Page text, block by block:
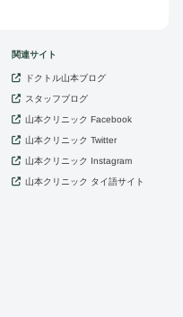
関連サイト
ドクトル山本ブログ
スタッフブログ
山本クリニック Facebook
山本クリニック Twitter
山本クリニック Instagram
山本クリニック タイ語サイト